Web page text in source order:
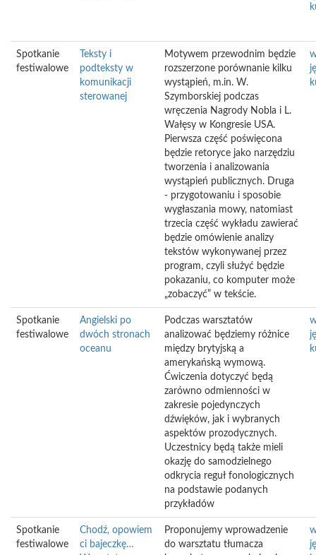
Spotkanie
festiwalowe
Teksty i
podteksty w
komunikacji
sterowanej
Motywem przewodnim będzie
rozszerzone porównanie kilku
wystąpień, m.in. W.
Szymborskiej podczas
wręczenia Nagrody Nobla i L.
Wałęsy w Kongresie USA.
Pierwsza część poświęcona
będzie retoryce jako narzędziu
tworzenia i analizowania
wystąpień publicznych. Druga
- przygotowaniu i sposobie
wygłaszania mowy, natomiast
trzecia część wykładu zawierać
będzie omówienie analizy
tekstów wykonywanej przez
program, czyli służyć będzie
pokazaniu, co komputer może
„zobaczyć” w tekście.
Spotkanie
festiwalowe
Angielski po
dwóch stronach
oceanu
Podczas warsztatów
analizować będziemy różnice
między brytyjską a
amerykańską wymową.
Ćwiczenia dotyczyć będą
zarówno odmienności w
zakresie pojedynczych
dźwięków, jak i wybranych
aspektów prozodycznych.
Uczestnicy będą także mieli
okazję do samodzielnego
odkrycia reguł fonologicznych
na podstawie podanych
przykładów
Spotkanie
festiwalowe
Chodź, opowiem
ci bajeczkę…
Proponujemy wprowadzenie
do warsztatu tłumacza